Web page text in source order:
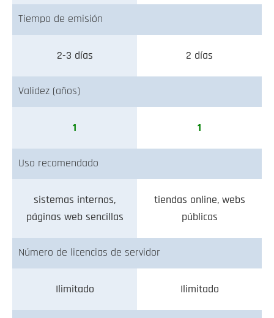
Tiempo de emisión
2-3 días 2 días
Validez (años)
1 1
Uso recomendado
sistemas internos,
páginas web sencillas
tiendas online, webs
públicas
Número de licencias de servidor
Ilimitado Ilimitado